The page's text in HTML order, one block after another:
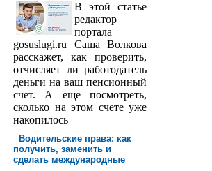
В этой статье
редактор
порта­ла
gosuslugi.ru Саша Волкова
расскажет, как проверить,
отчисляет ли работодатель
деньги на ваш пенсионный
счет. А еще посмотреть,
сколько на этом счете уже
накопилось
Водительские права: как
получить, заменить и
сделать международ­ные